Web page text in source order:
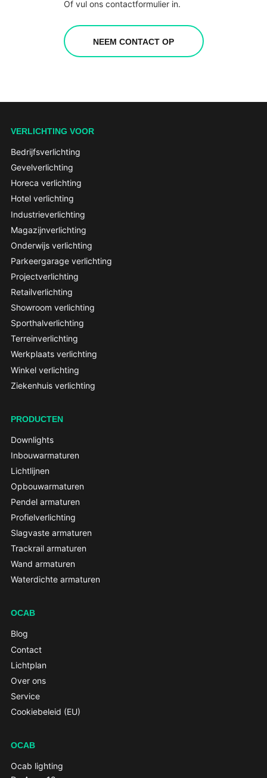
Of vul ons contactformulier in.
NEEM CONTACT OP
VERLICHTING VOOR
Bedrijfsverlichting
Gevelverlichting
Horeca verlichting
Hotel verlichting
Industrieverlichting
Magazijnverlichting
Onderwijs verlichting
Parkeergarage verlichting
Projectverlichting
Retailverlichting
Showroom verlichting
Sporthalverlichting
Terreinverlichting
Werkplaats verlichting
Winkel verlichting
Ziekenhuis verlichting
PRODUCTEN
Downlights
Inbouwarmaturen
Lichtlijnen
Opbouwarmaturen
Pendel armaturen
Profielverlichting
Slagvaste armaturen
Trackrail armaturen
Wand armaturen
Waterdichte armaturen
OCAB
Blog
Contact
Lichtplan
Over ons
Service
Cookiebeleid (EU)
OCAB
Ocab lighting